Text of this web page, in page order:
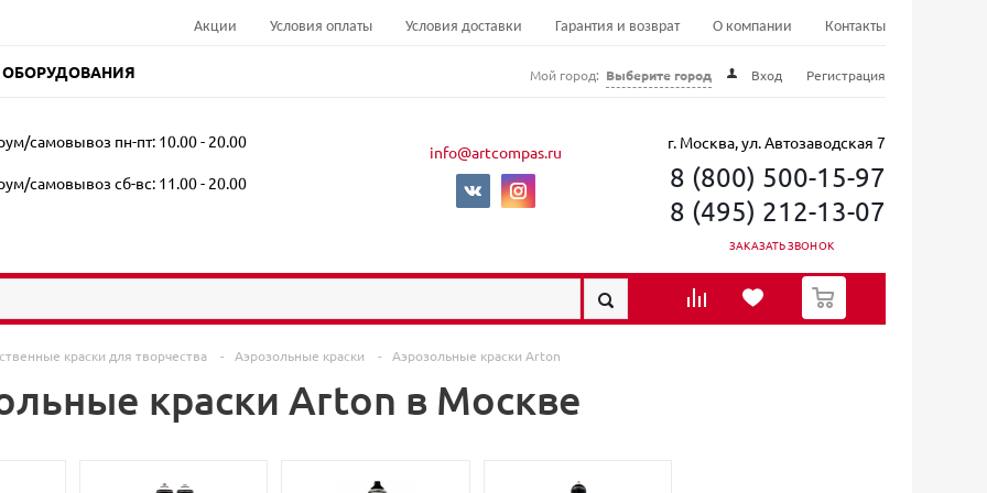
Акции Условия оплаты Условия доставки Гарантия и возврат О компании Контакты
Мой город: Выберите город Вход Регистрация
самовывоз пн-пт: 10.00 - 20.00
самовывоз сб-вс: 11.00 - 20.00
info@artcompas.ru г. Москва, ул. Автозаводская 7
8 (800) 500-15-97
8 (495) 212-13-07
ЗАКАЗАТЬ ЗВОНОК
0
краски для творчества - Аэрозольные краски - Аэрозольные краски Arton
краски Arton в Москве